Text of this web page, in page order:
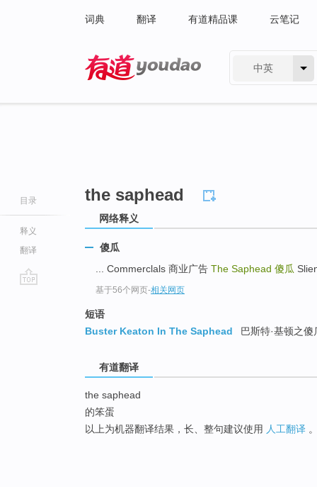
词典 翻译 有道精品课 云笔记
中英
目录
释义
翻译
the saphead
网络释义
傻瓜
... Commerclals 商业广告 The Saphead 傻瓜
基于56个网页-相关网页
短语
Buster Keaton In The Saphead
巴斯特·基顿之傻
有道翻译
the saphead
的笨蛋
以上为机器翻译结果，长、整句建议使用 人工翻译